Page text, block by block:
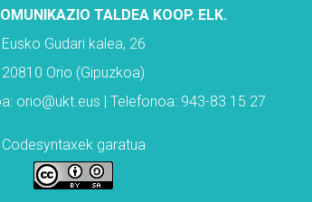
TALDEA KOOP. ELK.
Eusko Gudari kalea, 26
20810 Orio (Gipuzkoa)
orio@ukt.eus | Telefonoa: 943-83 15 27
Codesyntaxek garatua